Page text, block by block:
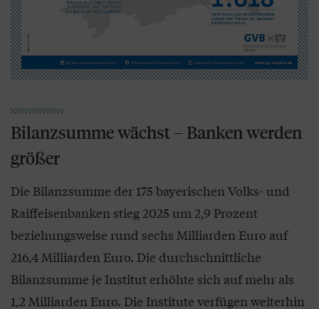
Bilanzsumme wächst – Banken werden
größer
Die Bilanzsumme der 175 bayerischen Volks- und
Raiffeisenbanken stieg 2025 um 2,9 Prozent
beziehungsweise rund sechs Milliarden Euro auf
216,4 Milliarden Euro. Die durchschnittliche
Bilanzsumme je Institut erhöhte sich auf mehr als
1,2 Milliarden Euro. Die Institute verfügen weiterhin